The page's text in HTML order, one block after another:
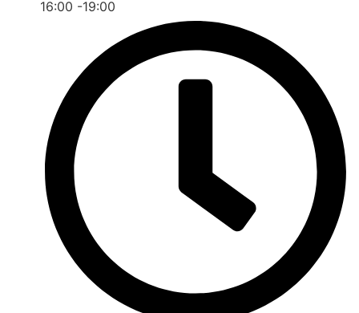
16:00 -19:00